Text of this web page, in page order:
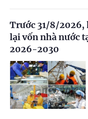
Trước 31/8/2026,
lại vốn nhà nước
2026-2030